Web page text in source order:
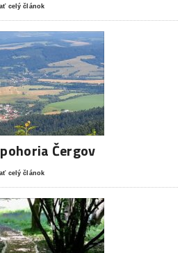
celý článok
Čergov
celý článok